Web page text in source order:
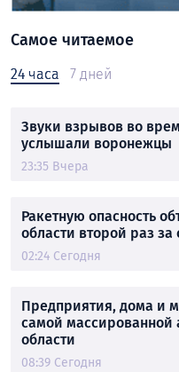
Самое читаемое
24 часа 7 дней
Звуки взрывов во
услышали воронежцы
23:35 Вчера
Ракетную опасность
области второй раз за
02:24 Сегодня
Предприятия, дома и
самой массированной
области
08:39 Сегодня